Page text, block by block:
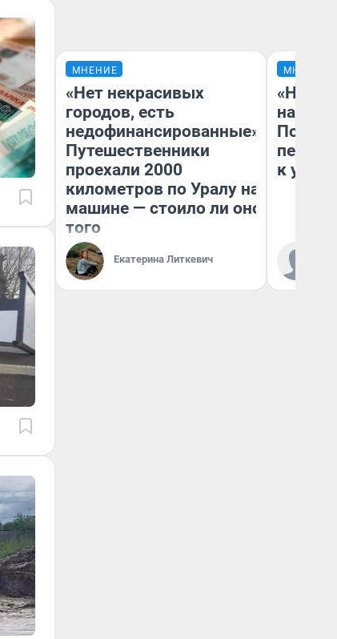
МНЕНИЕ
«Нет некрасивых
городов, есть
недофинансированные».
Путешественники
проехали 2000
километров по Уралу на
машине — стоило ли оно
того
Екатерина Литкевич
МНЕНИЕ
«Надо
надо
к